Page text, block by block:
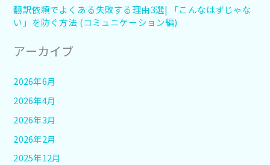
翻訳依頼でよくある失敗する理由3選| 「こんなはずじゃな
い」を防ぐ方法 (コミュニケーション編)
アーカイブ
2026年6月
2026年4月
2026年3月
2026年2月
2025年12月